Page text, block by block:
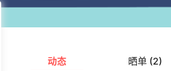
动态 晒单 (2)